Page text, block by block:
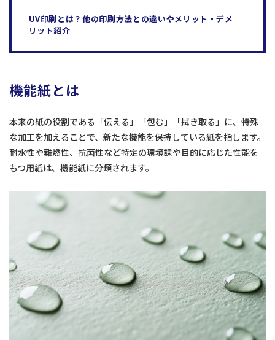
UV印刷とは？他の印刷方法との違いやメリット・デメ
リット紹介
機能紙とは
本来の紙の役割である「伝える」「包む」「拭き取る」に、特殊
な加工を加えることで、新たな機能を保持している紙を指します。
耐水性や難燃性、抗菌性など特定の環境課や目的に応じた性能を
もつ用紙は、機能紙に分類されます。